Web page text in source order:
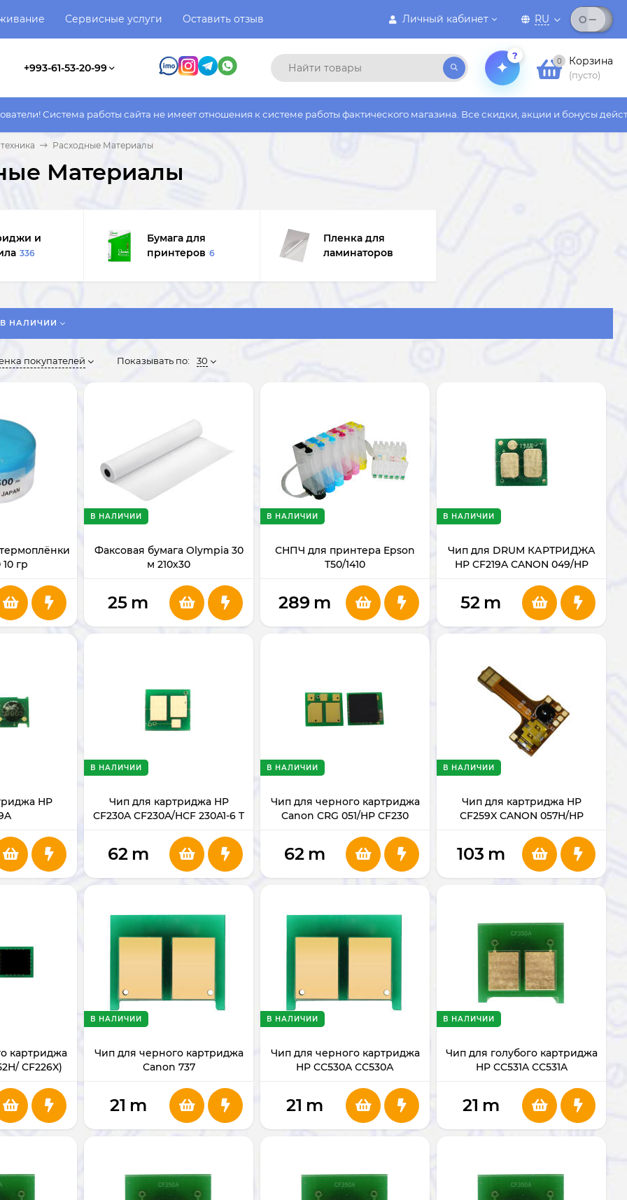
Личный кабинет RU
Сервисные услуги Оставить отзыв
+993-61-53-20-99
?
0 Корзина
(пусто)
сайта не имеет отношения к системе работы фактического магазина. Все скидки, акции и бонусы действуют только на
Расходные Материалы
Материалы
и
336
Бумага для
принтеров 6
Пленка для
ламинаторов
В НАЛИЧИИ
покупателей Показывать по: 30
гр
Факсовая бумага Olympia 30
м 210х30
В НАЛИЧИИ
25 m
СНПЧ для принтера Epson
T50/1410
В НАЛИЧИИ
289 m
Чип для DRUM КАРТРИДЖА
HP CF219A CANON 049/HP
В НАЛИЧИИ
52 m
HP
Чип для картриджа HP
CF230A CF230A/HCF 230A1-6 T
В НАЛИЧИИ
62 m
Чип для черного картриджа
Canon CRG 051/HP CF230
В НАЛИЧИИ
62 m
Чип для картриджа HP
CF259X CANON 057H/HP
В НАЛИЧИИ
103 m
картриджа
CF226X)
Чип для черного картриджа
Canon 737
В НАЛИЧИИ
21 m
Чип для черного картриджа
HP CС530A СС530А
В НАЛИЧИИ
21 m
Чип для голубого картриджа
HP CC531A СС531A
В НАЛИЧИИ
21 m